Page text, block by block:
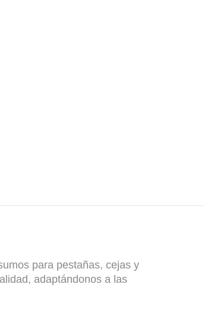
para pestañas, cejas y
adaptándonos a las